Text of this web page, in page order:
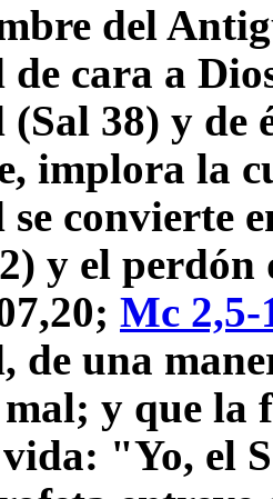
del
de cara a
(Sal 38) y de
implora la
se convierte
y el
Mc 2,5-
de una
y que la
"Yo, el